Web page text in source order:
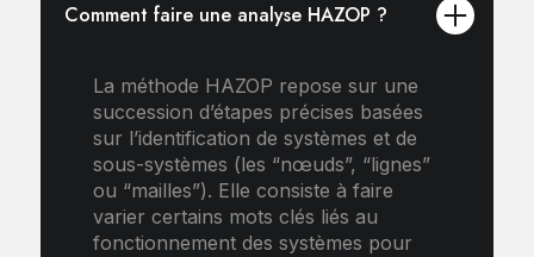
Comment faire une analyse HAZOP ?
La méthode HAZOP repose sur une
succession d’étapes précises basées
sur l’identification de systèmes et de
sous-systèmes (les “nœuds”, “lignes”
ou “mailles”). Elle consiste à faire
varier certains mots clés liés au
fonctionnement des systèmes pour